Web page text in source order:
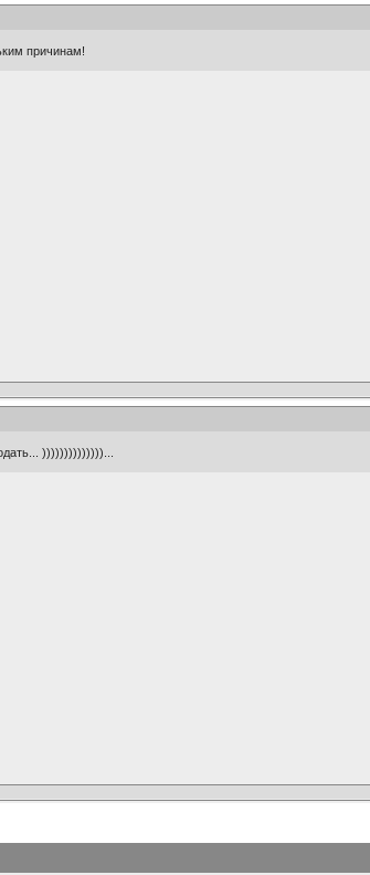
причинам!
))))))))))))))...